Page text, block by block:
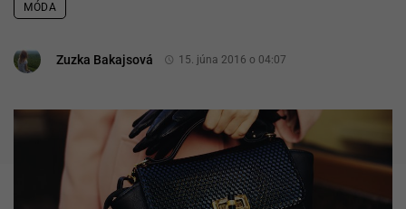
MÓDA
Zuzka Bakajsová 15. júna 2016 o 04:07